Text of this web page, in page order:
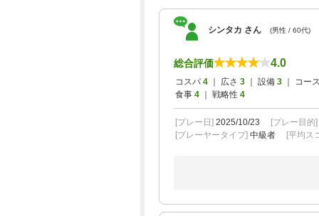
シンタカ さん (男性 / 60代)
総合評価 4.0
コスパ 4 ｜ 広さ 3 ｜ 設備 3 ｜ コー
食事 4 ｜ 戦略性 4
[プレー日] 2025/10/23 [プレー目的]
[プレーヤータイプ] 中級者 [平均ス